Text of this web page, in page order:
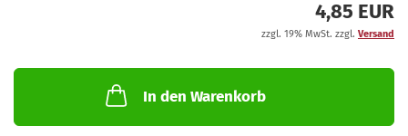
4,85 EUR
zzgl. 19% MwSt. zzgl. Versand
In den Warenkorb